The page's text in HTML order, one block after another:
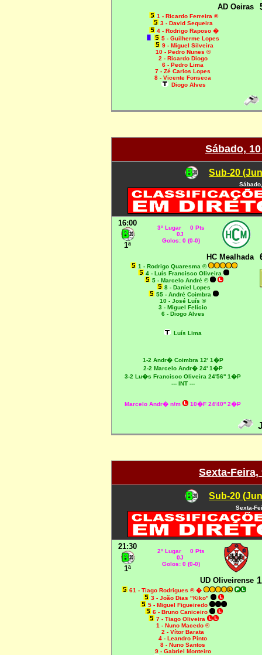
AD Oeiras
1 - Ricardo Ferreira ®
3 - David Sequeira
4 - Rodrigo Raposo �
5 - Guilherme Lopes
9 - Miguel Silveira
10 - Pedro Nunes ®
2 - Ricardo Diogo
6 - Pedro Lima
7 - Zé Carlos Lopes
8 - Vicente Fonseca
Diogo Alves
Sábado,
Sub-20
16:00
1ª
3º Lugar 0 Pts
0J
Golos: 0 (0-0)
HC Mealhada
1 - Rodrigo Quaresma ®
4 - Luís Francisco Oliveira
5 - Marcelo André ©
8 - Daniel Lopes
55 - André Coimbra
10 - José Luís ®
3 - Miguel Felício
6 - Diogo Alves
Luís Lima
1-2 Andr� Coimbra 12' 1�P
2-2 Marcelo Andr� 24' 1�P
3-2 Lu�s Francisco Oliveira 24'56'' 1�P
--- INT ---
Marcelo Andr� n/m 10�F 24'40'' 2�P
Sexta-Feira,
Sub-20
Sexta-
21:30
1ª
2º Lugar 0 Pts
0J
Golos: 0 (0-0)
UD Oliveirense
61 - Tiago Rodrigues ®�
3 - João Dias "Kiko"
5 - Miguel Figueiredo
6 - Bruno Caniceiro
7 - Tiago Oliveira
1 - Nuno Macedo ®
2 - Vítor Barata
4 - Leandro Pinto
8 - Nuno Santos
9 - Gabriel Monteiro